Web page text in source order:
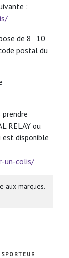
:
de 8 , 10
postal du
RELAY ou
est disponible
un-colis/
aux marques.